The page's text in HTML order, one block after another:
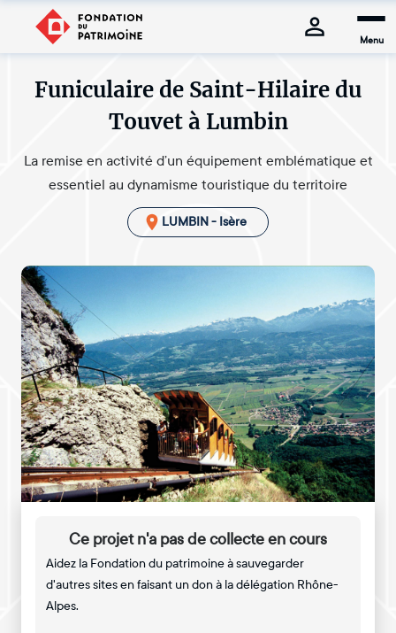
Menu
Funiculaire de Saint-Hilaire du
Touvet à Lumbin
La remise en activité d’un équipement emblématique et
essentiel au dynamisme touristique du territoire
LUMBIN - Isère
Ce projet n'a pas de collecte en cours
Aidez la Fondation du patrimoine à sauvegarder
d'autres sites en faisant un don à la délégation Rhône-
Alpes.